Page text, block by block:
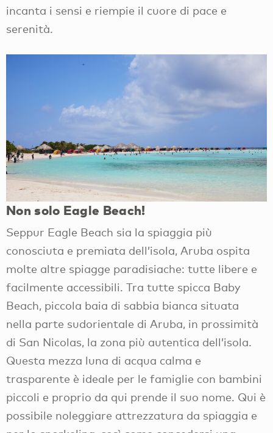
incanta i sensi e riempie il cuore di pace e
serenità.
Non solo Eagle Beach!
Seppur Eagle Beach sia la spiaggia più
conosciuta e premiata dell’isola, Aruba ospita
molte altre spiagge paradisiache: tutte libere e
facilmente accessibili. Tra tutte spicca Baby
Beach, piccola baia di sabbia bianca situata
nella parte sudorientale di Aruba, in prossimità
di San Nicolas, la zona più autentica dell’isola.
Questa mezza luna di acqua calma e
trasparente è ideale per le famiglie con bambini
piccoli e proprio da qui prende il suo nome. Qui è
possibile noleggiare attrezzatura da spiaggia e